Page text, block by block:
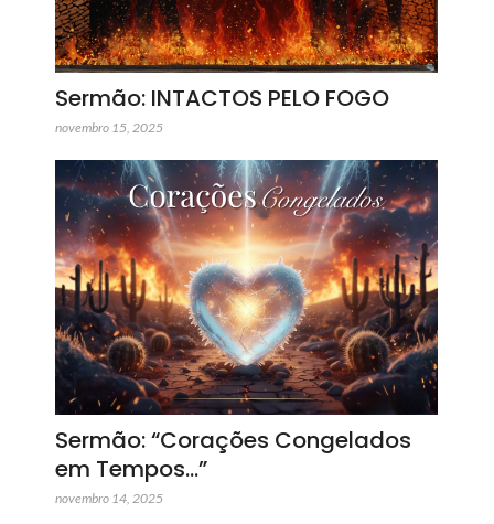
Sermão: INTACTOS PELO FOGO
novembro 15, 2025
Sermão: “Corações Congelados
em Tempos…”
novembro 14, 2025